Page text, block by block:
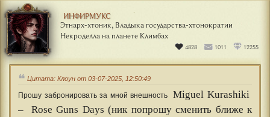
ИНФИРМУКС
Этнарх-хтоник, Владыка государства-хтонократии
Некроделла на планете Климбах
4828 1011 12255
Цитата: Клоун от 03-07-2025, 12:50:49
Прошу забронировать за мной внешностьMiguel Kurashiki
– Rose Guns Days (ник попрошу сменить ближе к